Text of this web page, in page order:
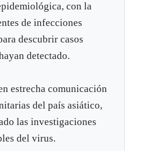
con la
de infecciones
descubrir casos
detectado.
estrecha comunicación
del país asiático,
las investigaciones
del virus.